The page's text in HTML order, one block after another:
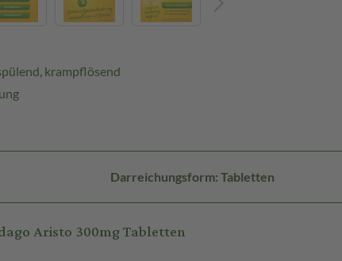
krampflösend
Darreichungsform: Tabletten
Aristo 300mg Tabletten